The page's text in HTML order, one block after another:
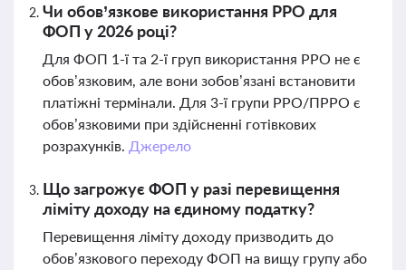
Чи обов’язкове використання РРО для
ФОП у 2026 році?
Для ФОП 1-ї та 2-ї груп використання РРО не є
обов’язковим, але вони зобов’язані встановити
платіжні термінали. Для 3-ї групи РРО/ПРРО є
обов’язковими при здійсненні готівкових
розрахунків. Джерело
Що загрожує ФОП у разі перевищення
ліміту доходу на єдиному податку?
Перевищення ліміту доходу призводить до
обов’язкового переходу ФОП на вищу групу або